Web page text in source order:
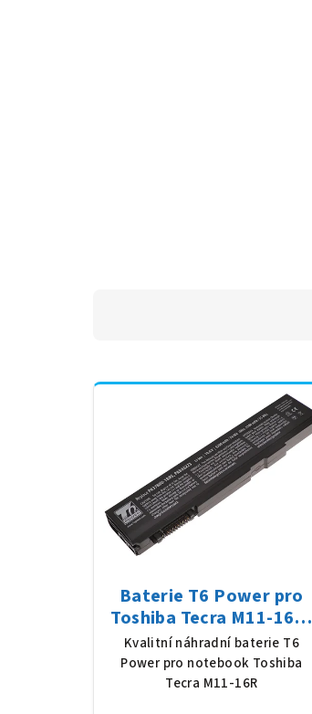
Baterie T6 Power pro
Toshiba Tecra M11-16R,
Li-Ion, 10,8 V, 5200 mAh
(56 Wh), černá
Kvalitní náhradní baterie T6
Power pro notebook Toshiba
Tecra M11-16R